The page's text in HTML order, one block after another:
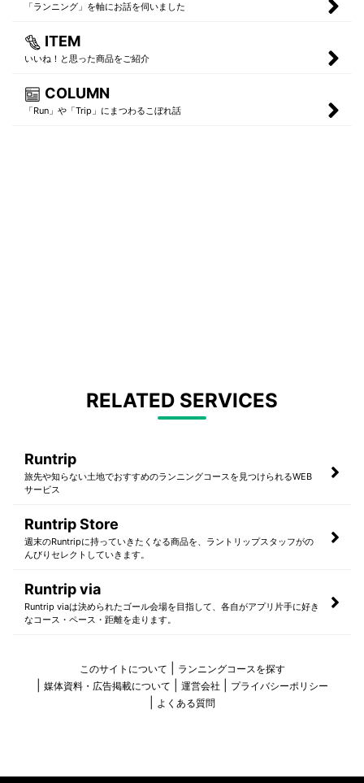
「ランニング」を軸にお話を伺いました
ITEM
いいね！と思った商品をご紹介
COLUMN
「Run」や「Trip」にまつわるこぼれ話
RELATED SERVICES
Runtrip
旅先や知らない土地でおすすめのランニングコースを見つけられるWEB
サービス
Runtrip Store
週末のRuntripに持っていきたくなる商品を、ラントリップスタッフがの
んびりセレクトしていきます。
Runtrip via
Runtrip viaは決められたゴール会場を目指して、各自がアプリ片手に好き
なコース・ペース・距離を走ります。
このサイトについて
ランニングコースを探す
媒体資料・広告掲載について
運営会社
プライバシーポリシー
よくある質問